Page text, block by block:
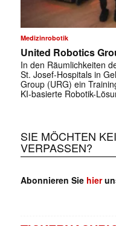
Medizinrobotik
United Robotics
In den Räumlichkeiten
St. Josef-Hospitals in
Group (URG) ein
KI-basierte Robotik-
SIE MÖCHTEN
VERPASSEN?
Abonnieren Sie hier